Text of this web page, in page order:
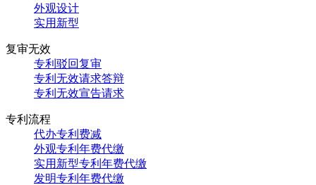
外观设计
实用新型
复审无效
专利驳回复审
专利无效请求答辩
专利无效宣告请求
专利流程
代办专利费减
外观专利年费代缴
实用新型专利年费代缴
发明专利年费代缴